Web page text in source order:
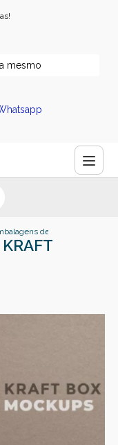
mesmo
cartao de papel kraft